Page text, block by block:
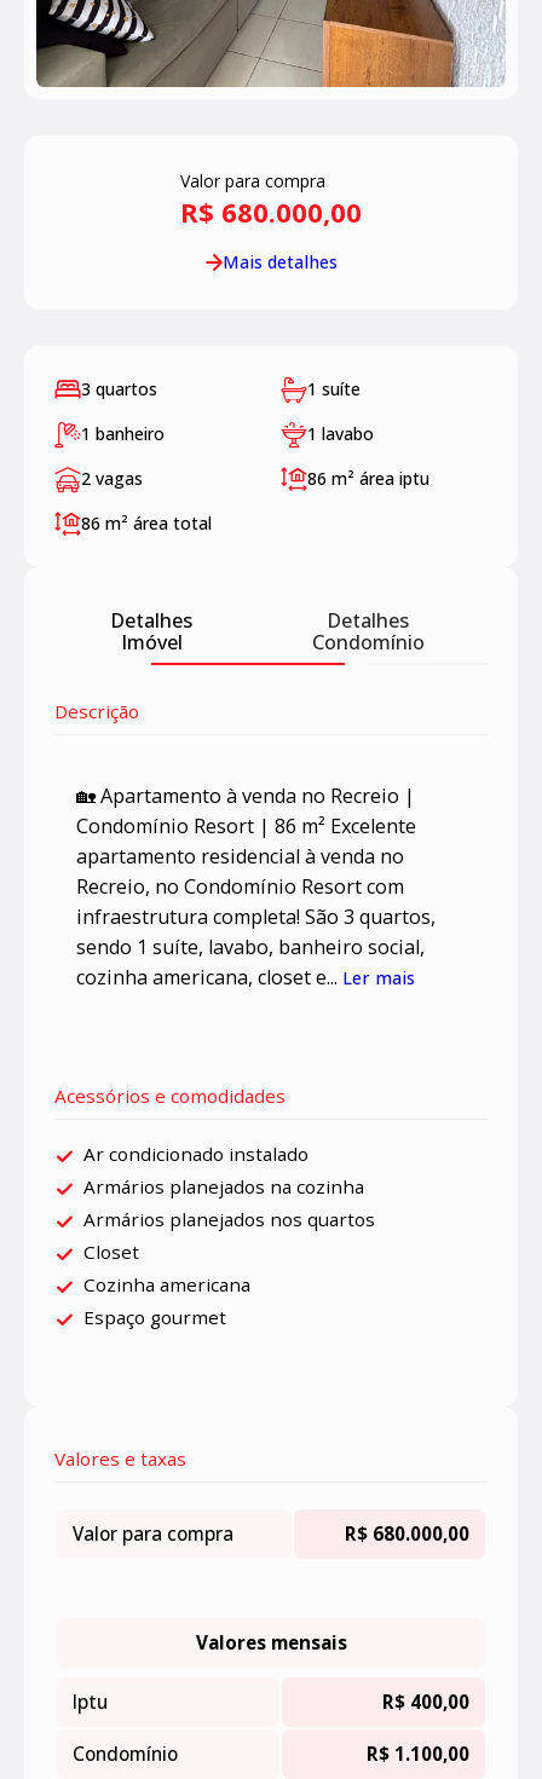
Valor para compra
R$ 680.000,00
Mais detalhes
3 quartos
1 suíte
1 banheiro
1 lavabo
2 vagas
86 m² área iptu
86 m² área total
Detalhes
Imóvel
Detalhes
Condomínio
Descrição
🏡 Apartamento à venda no Recreio |
Condomínio Resort | 86 m² Excelente
apartamento residencial à venda no
Recreio, no Condomínio Resort com
infraestrutura completa! São 3 quartos,
sendo 1 suíte, lavabo, banheiro social,
cozinha americana, closet e... Ler mais
Acessórios e comodidades
Ar condicionado instalado
Armários planejados na cozinha
Armários planejados nos quartos
Closet
Cozinha americana
Espaço gourmet
Valores e taxas
Valor para compra R$ 680.000,00
Valores mensais
Iptu R$ 400,00
Condomínio R$ 1.100,00